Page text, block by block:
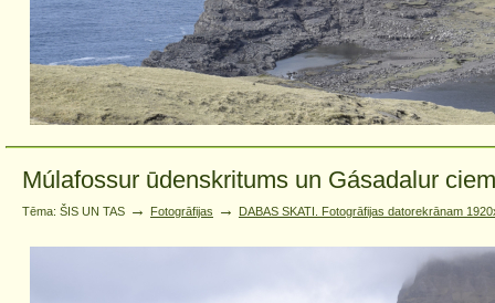
Múlafossur ūdenskritums un Gásadalur
Tēma: ŠIS UN TAS → Fotogrāfijas → DABAS SKATI. Fotogrāfijas datorekrānam